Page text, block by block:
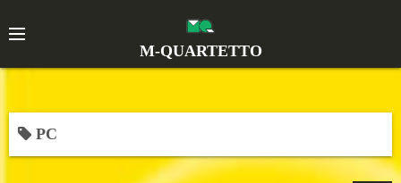
ン
M-QUARTETTO
PC